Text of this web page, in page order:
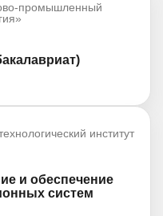
промышленный
институт
и обеспечение
систем